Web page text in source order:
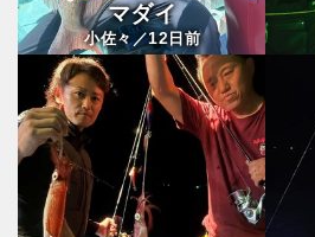
マダイ
小佐々／12 日前